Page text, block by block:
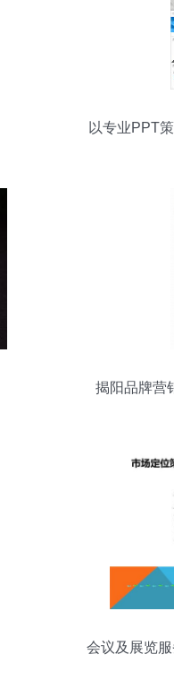
以专业PPT
揭阳品牌营
会议及展览